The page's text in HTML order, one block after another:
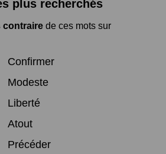
plus recherchés
contraire de ces mots sur
Confirmer
Modeste
Liberté
Atout
Précéder